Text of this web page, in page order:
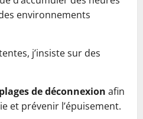
environnements
j’insiste sur des
de déconnexion afin
et prévenir l’épuisement.